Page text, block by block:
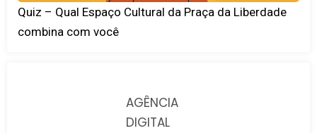
Quiz – Qual Espaço Cultural da Praça da Liberdade
combina com você
AGÊNCIA
DIGITAL